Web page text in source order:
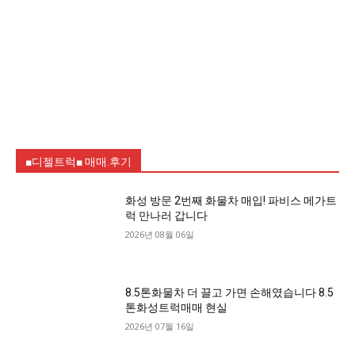
■디젤트럭■ 매매.후기
화성 방문 2번째 화물차 매입! 파비스 메가트
럭 만나러 갑니다
2026년 08월 06일
8.5톤화물차 더 끌고 가면 손해였습니다 8.5
톤화성트럭매매 현실
2026년 07월 16일